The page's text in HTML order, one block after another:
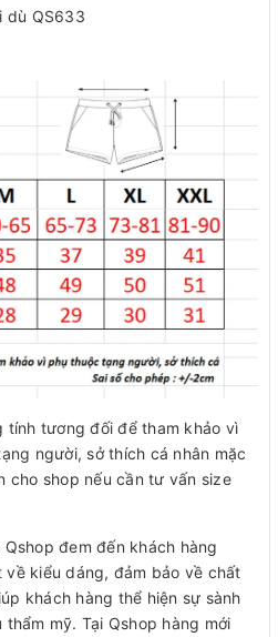
dù QS633
tính tương đối để tham khảo vì
người, sở thích cá nhân mặc
cho shop nếu cần tư vấn size
đem đến khách hàng
về kiểu dáng, đảm bảo về chất
khách hàng thể hiện sự sành
mỹ. Tại Qshop hàng mới